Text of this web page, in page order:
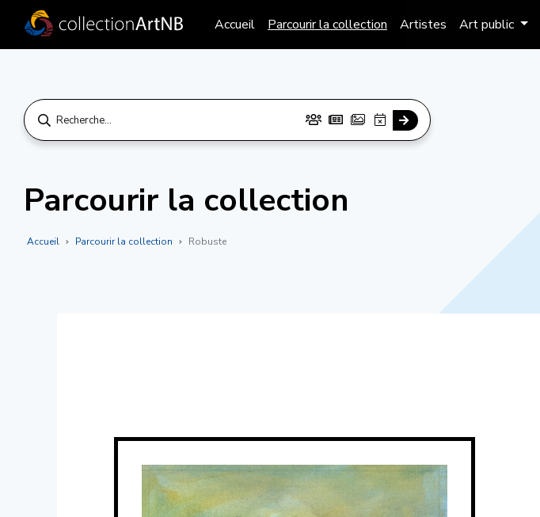
Accueil Parcourir la collection Artistes Art public
Parcourir la collection
Accueil Parcourir la collection Robuste